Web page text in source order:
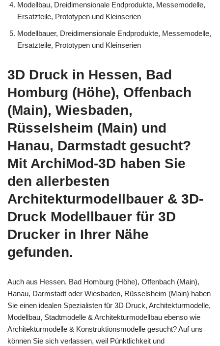
Modellbau, Dreidimensionale Endprodukte, Messemodelle,
Ersatzteile, Prototypen und Kleinserien
Modellbauer, Dreidimensionale Endprodukte, Messemodelle,
Ersatzteile, Prototypen und Kleinserien
3D Druck in Hessen, Bad
Homburg (Höhe), Offenbach
(Main), Wiesbaden,
Rüsselsheim (Main) und
Hanau, Darmstadt gesucht?
Mit ArchiMod-3D haben Sie
den allerbesten
Architekturmodellbauer & 3D-
Druck Modellbauer für 3D
Drucker in Ihrer Nähe
gefunden.
Auch aus Hessen, Bad Homburg (Höhe), Offenbach (Main),
Hanau, Darmstadt oder Wiesbaden, Rüsselsheim (Main) haben
Sie einen idealen Spezialisten für 3D Druck, Architekturmodelle,
Modellbau, Stadtmodelle & Architekturmodellbau ebenso wie
Architekturmodelle & Konstruktionsmodelle gesucht? Auf uns
können Sie sich verlassen, weil Pünktlichkeit und